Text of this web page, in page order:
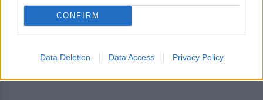
CONFIRM
Data Deletion Data Access Privacy Policy